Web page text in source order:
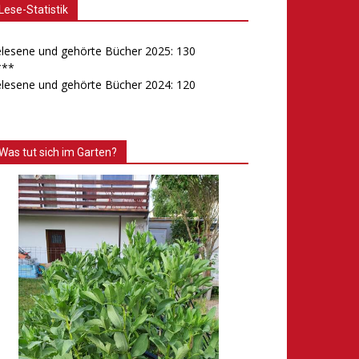
Lese-Statistik
und gehörte Bücher 2025: 130
und gehörte Bücher 2024: 120
tut sich im Garten?